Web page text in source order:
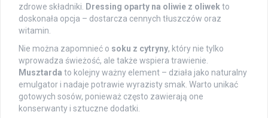
zdrowe składniki.
Dressing oparty na oliwie z oliwekto
doskonała opcja – dostarcza cennych tłuszczów oraz
witamin.
Nie można zapomnieć o soku z cytryny, który nie tylko
wprowadza świeżość, ale także wspiera trawienie.
Musztarda to kolejny ważny element – działa jako naturalny
emulgator i nadaje potrawie wyrazisty smak. Warto unikać
gotowych sosów, ponieważ często zawierają one
konserwanty i sztuczne dodatki.